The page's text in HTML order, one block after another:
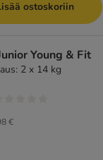
ostoskoriin
Young & Fit
2 x 14 kg
€